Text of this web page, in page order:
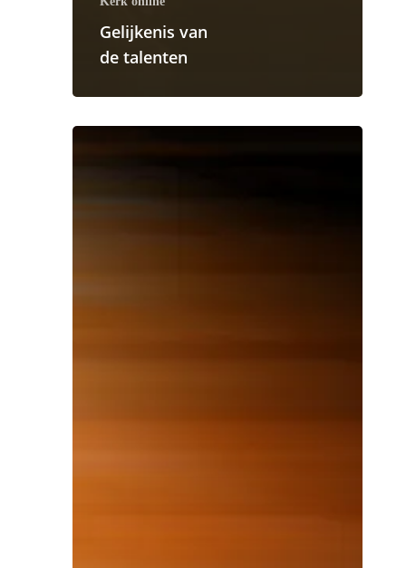
Gelijkenis van
de talenten